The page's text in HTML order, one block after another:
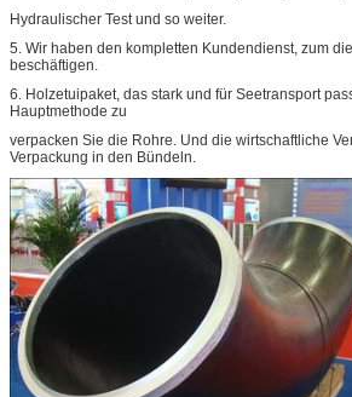
Hydraulischer Test und so weiter.
5. Wir haben den kompletten Kundendienst, zum
beschäftigen.
6. Holzetuipaket, das stark und für Seetransport
Hauptmethode zu
verpacken Sie die Rohre. Und die wirtschaftliche
Verpackung in den Bündeln.